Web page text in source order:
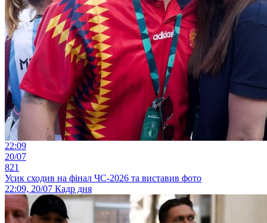
22:09
20/07
821
Усик сходив на фінал ЧС-2026 та виставив фото
22:09, 20/07 Кадр дня